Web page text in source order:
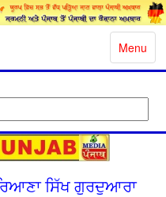
Toggle
Menu
ਸਿੱਖ ਗੁਰਦੁਆਰਾ